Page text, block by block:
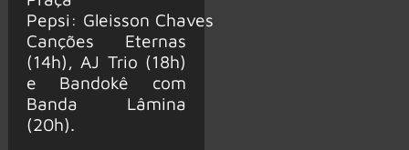
Pepsi: Gleisson Chaves
Canções Eternas
(14h), AJ Trio (18h)
e Bandokê com
Banda Lâmina
(20h).